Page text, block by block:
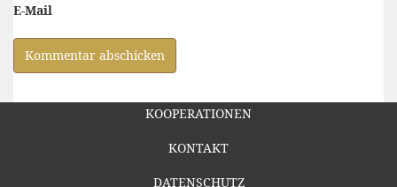
E-Mail
KOOPERATIONEN
KONTAKT
DATENSCHUTZ